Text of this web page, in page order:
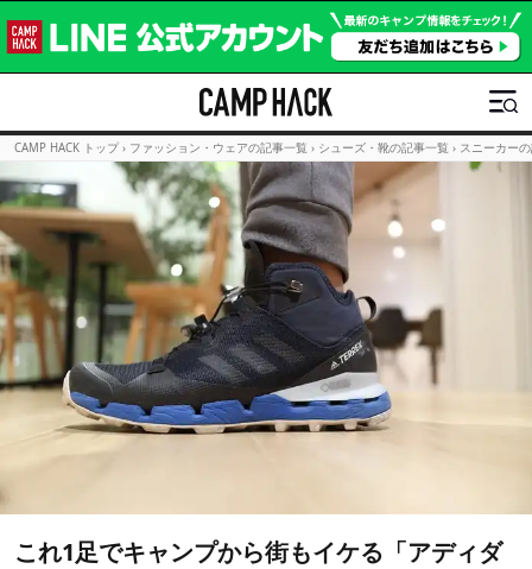
CAMP HACK トップ › ファッション・ウェアの記事一覧 › シューズ・靴の記事一覧 › スニーカー
これ1足でキャンプから街もイケる「アディダ